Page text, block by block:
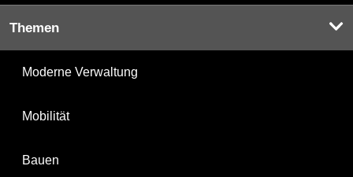
Themen
Moderne Verwaltung
Mobilität
Bauen